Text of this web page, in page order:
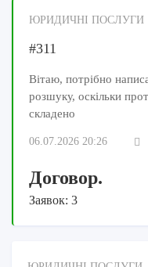
ЮРИДИЧНІ ПОСЛУГИ
#311
Вітаю, потрібно
розшуку, оскільки
складено
06.07.2026 20:26
Договор.
Заявок: 3